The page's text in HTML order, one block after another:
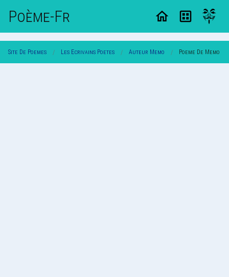
Poème-Fr
Site De Poemes Les Ecrivains Poetes Auteur Memo Poeme De Memo